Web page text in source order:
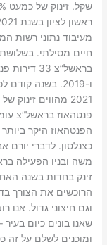
מעיבוד נתוני רשות
חיים מסילתי.
כצנלסון. לדברי יורם
משה ובניו הפעילה
זינק בחדות בשנה
הרוכשים את הצורך
וגם חיצוני גדול.
שאנו בונים כיום
ומוכנים לשלם על זה